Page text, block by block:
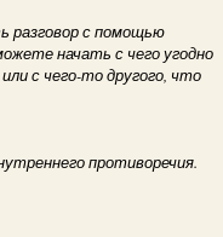
разговор с помощью
начать с чего угодно
с чего-то другого, что
противоречия.